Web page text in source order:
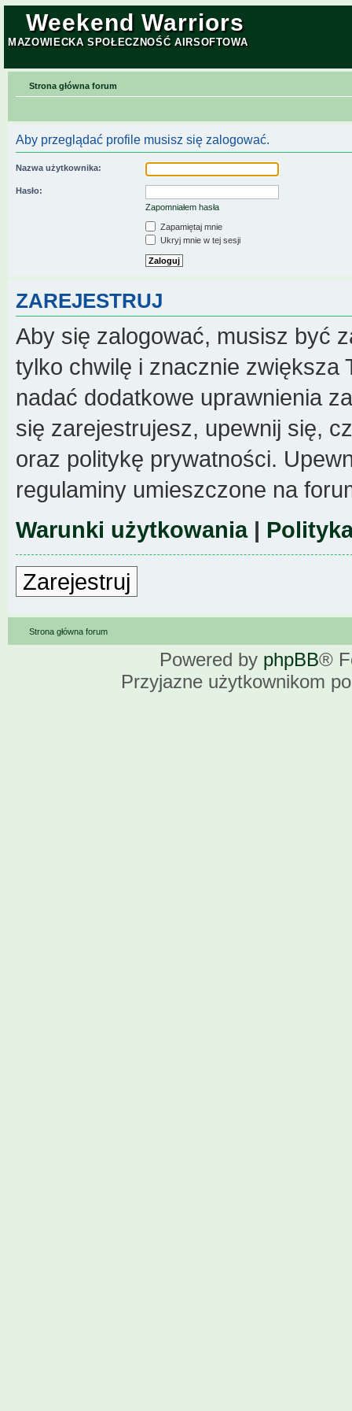
Weekend Warriors
MAZOWIECKA SPOŁECZNOŚĆ AIRSOFTOWA
Strona główna forum
Aby przeglądać profile musisz się zalogować.
Nazwa użytkownika:
Hasło:
Zapomniałem hasła
Zapamiętaj mnie
Ukryj mnie w tej sesji
ZAREJESTRUJ
Aby się zalogować, musisz być
tylko chwilę i znacznie zwiększa
nadać dodatkowe uprawnienia
się zarejestrujesz, upewnij się,
oraz politykę prywatności.
regulaminy umieszczone na
Warunki użytkowania|
Zarejestruj
Strona główna forum
Powered by phpBB®
Przyjazne użytkownikom